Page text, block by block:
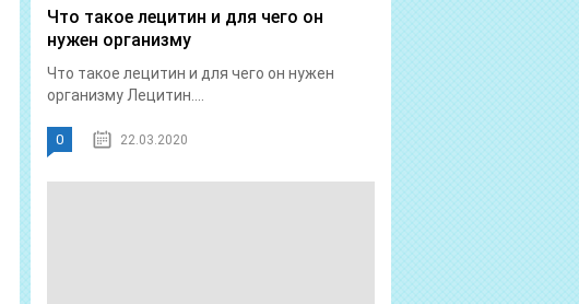
Что такое лецитин и для чего он
нужен организму
Что такое лецитин и для чего он нужен
организму Лецитин....
0 22.03.2020